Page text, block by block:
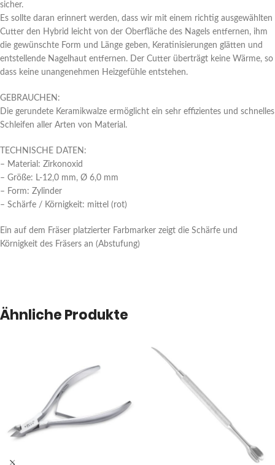
sicher.
Es sollte daran erinnert werden, dass wir mit einem richtig ausgewählten
Cutter den Hybrid leicht von der Oberfläche des Nagels entfernen, ihm
die gewünschte Form und Länge geben, Keratinisierungen glätten und
entstellende Nagelhaut entfernen. Der Cutter überträgt keine Wärme, so
dass keine unangenehmen Heizgefühle entstehen.
GEBRAUCHEN:
Die gerundete Keramikwalze ermöglicht ein sehr effizientes und schnelles
Schleifen aller Arten von Material.
TECHNISCHE DATEN:
– Material: Zirkonoxid
– Größe: L-12,0 mm, Ø 6,0 mm
– Form: Zylinder
– Schärfe / Körnigkeit: mittel (rot)
Ein auf dem Fräser platzierter Farbmarker zeigt die Schärfe und
Körnigkeit des Fräsers an (Abstufung)
Ähnliche Produkte